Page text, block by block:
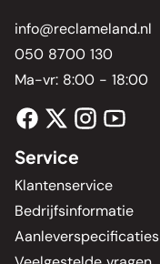
info@reclameland.nl
050 8700 130
Ma-vr: 8:00 - 18:00
Service
Klantenservice
Bedrijfsinformatie
Aanleverspecificaties